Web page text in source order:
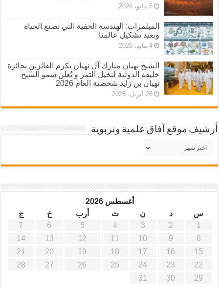
5 مايو، 2026
المبلمرات: الهندسة الخفية التي تصنع الحياة
وتعيد تشكيل عالمنا
4 مايو، 2026
الشيخ نهيان مبارك آل نهيان يكرم الفائزين بجائزة
خليفة الدولية لنخيل التمر و يُعلن سمو الشيخ
نهيان بن زايد شخصية العام 2026
28 أبريل، 2026
أرشيف موقع آفاق علمية وتربوية
أرشيف
موقع
أغسطس 2026
س
د ن ث أرب خ
ج
1
2
3
4
5
6
7
8
9
10
11
12
13
14
15
16
17
18
19
20
21
22
23
24
25
26
27
28
29
30
31